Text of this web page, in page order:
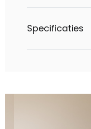
Specificaties